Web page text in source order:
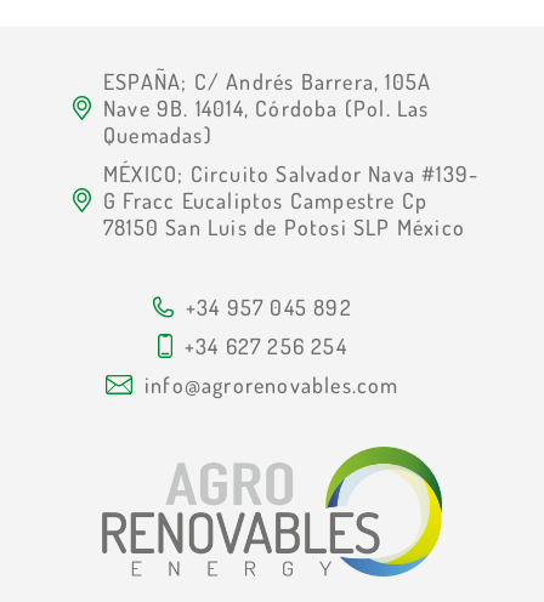
ESPAÑA; C/ Andrés Barrera, 105A
Nave 9B. 14014, Córdoba (Pol. Las
Quemadas)
MÉXICO; Circuito Salvador Nava #139-
G Fracc Eucaliptos Campestre Cp
78150 San Luis de Potosi SLP México
+34 957 045 892
+34 627 256 254
info@agrorenovables.com